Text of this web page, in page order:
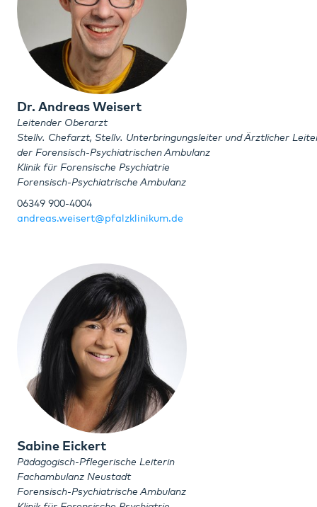
Dr. Andreas Weisert
Leitender Oberarzt
Stellv. Chefarzt, Stellv. Unterbringungsleiter und Ärztlicher
der Forensisch-Psychiatrischen Ambulanz
Klinik für Forensische Psychiatrie
Forensisch-Psychiatrische Ambulanz
06349 900-4004
andreas.weisert@pfalzklinikum.de
Sabine Eickert
Pädagogisch-Pflegerische Leiterin
Fachambulanz Neustadt
Forensisch-Psychiatrische Ambulanz